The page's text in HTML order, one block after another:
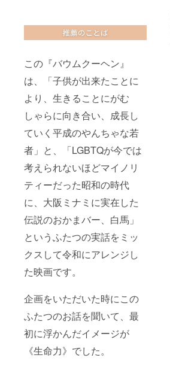
この『バウムクーヘン』
は、「子供が出来たことに
より、生きることにがむ
しゃらに向き合い、成長し
ていく平成のやんちゃな若
者」と、「LGBTQが今では
考えられないほどマイノリ
ティーだった昭和の時代
に、大阪ミナミに実在した
伝説のおかまバー、白馬」
というふたつの実話をミッ
クスして令和にアレンジし
た映画です。
企画をいただいた時にこの
ふたつのお話を聞いて、最
初に浮かんだイメージが
《生命力》でした。